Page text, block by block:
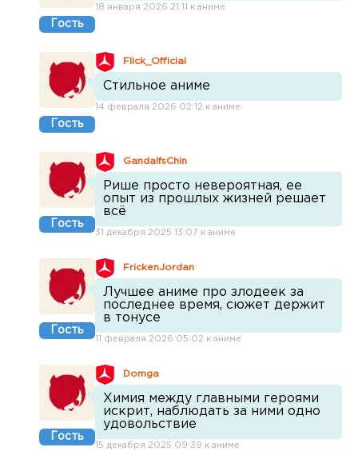
Гость
18 января 2026 21:11 к аниме
Гость
Flick_Official
Стильное аниме
14 февраля 2026 02:12 к аниме
Гость
GandalfsChin
Рише просто невероятная, ее
опыт из прошлых жизней решает
всё
31 декабря 2025 13:07 к аниме
Гость
FrickenJordan
Лучшее аниме про злодеек за
последнее время, сюжет держит
в тонусе
11 февраля 2026 05:02 к аниме
Гость
Domga
Химия между главными героями
искрит, наблюдать за ними одно
удовольствие
15 декабря 2025 09:39 к аниме